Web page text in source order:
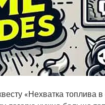
«Нехватка топлива в